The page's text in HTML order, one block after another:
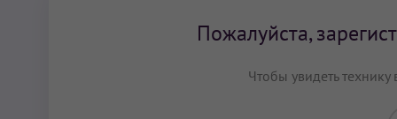
Пожалуйста,
Чтобы увидеть